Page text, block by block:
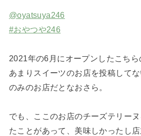
@oyatsuya246
#おやつや246
2021年の6月にオープンしたこちら
あまりスイーツのお店を投稿して
のみのお店だとなおさら。
でも、ここのお店のチーズテリー
たことがあって、美味しかったし